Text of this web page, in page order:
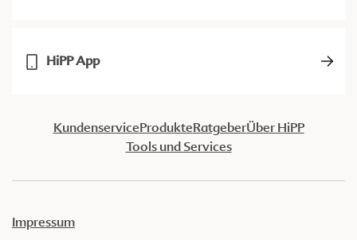
HiPP App
KundenserviceProdukteRatgeberÜber HiPP
Tools und Services
Impressum